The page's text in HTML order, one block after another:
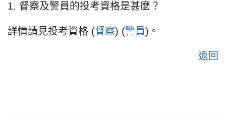
1. 督察及警員的投考資格是甚麼？
詳情請見投考資格 (督察) (警員)。
返回